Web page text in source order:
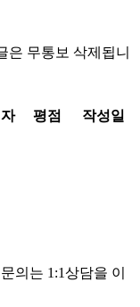
은 무통보 삭제 됩니
평점 작성일
의는 1:1상담을 이